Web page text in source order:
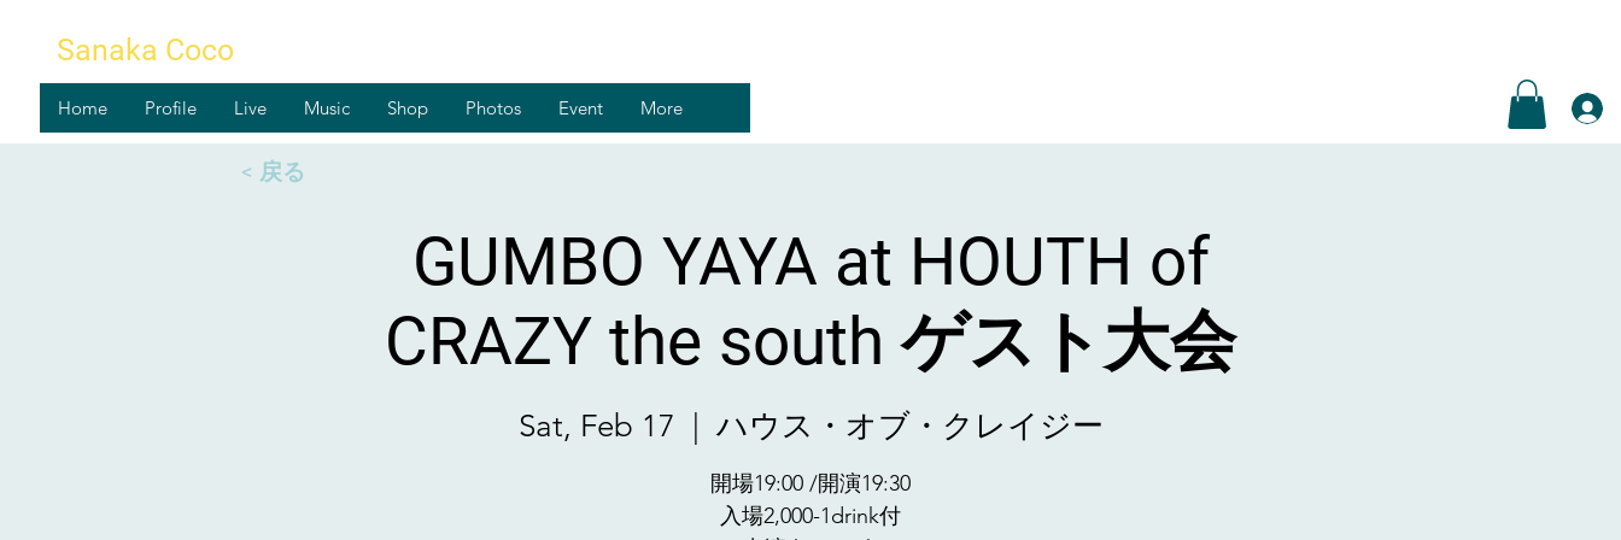
Sanaka Coco
Home Profile Live Music Shop Photos Event More
GUMBO YAYA at HOUTH of
CRAZY the south ゲスト大会
Sat, Feb 17 ハウス・オブ・クレイジー
開場19:00 /開演19:30
入場2,000-1drink付
< 戻る